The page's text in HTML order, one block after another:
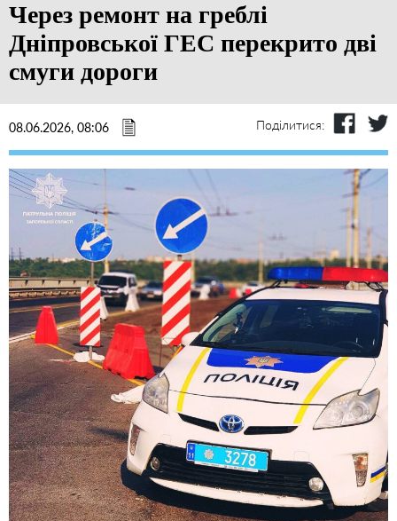
Через ремонт на греблі
Дніпровської ГЕС перекрито дві
смуги дороги
08.06.2026, 08:06 Поділитися: